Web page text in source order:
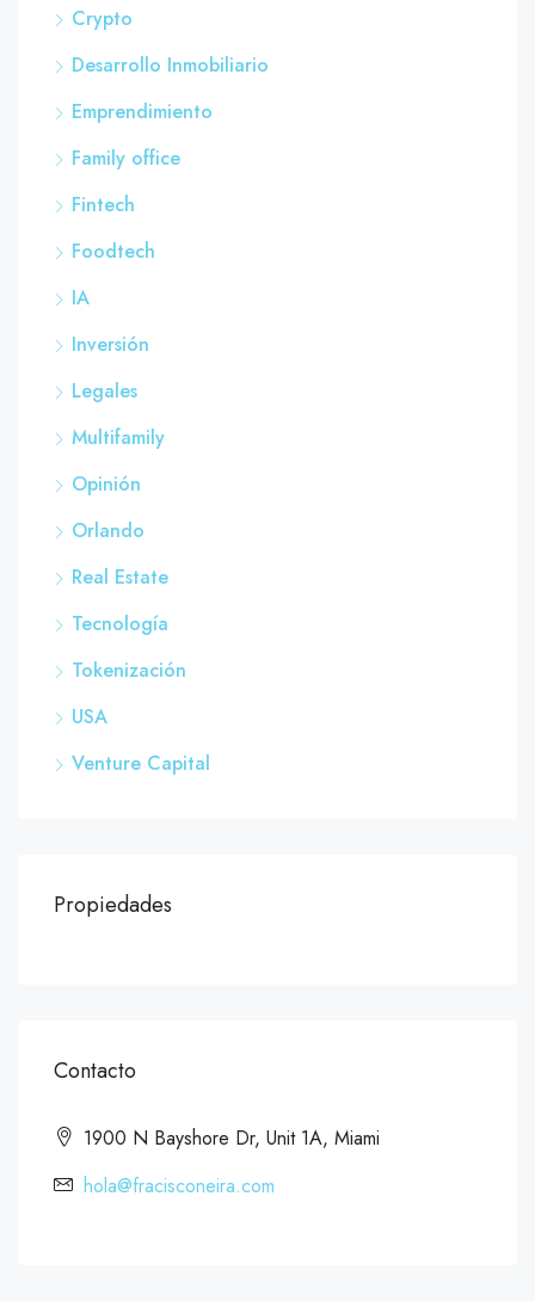
Crypto
Desarrollo Inmobiliario
Emprendimiento
Family office
Fintech
Foodtech
IA
Inversión
Legales
Multifamily
Opinión
Orlando
Real Estate
Tecnología
Tokenización
USA
Venture Capital
Propiedades
Contacto
1900 N Bayshore Dr, Unit 1A, Miami
hola@fracisconeira.com